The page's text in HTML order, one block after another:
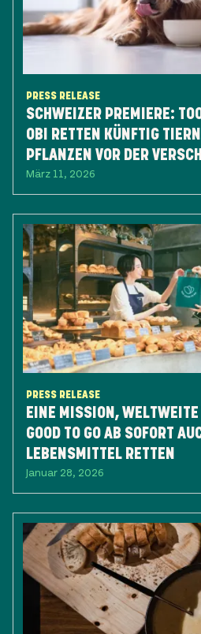
PRESS RELEASE
SCHWEIZER PREMIERE:
OBI RETTEN KÜNFTIG
PFLANZEN VOR DER
März 11, 2026
PRESS RELEASE
EINE MISSION, WELTWEITE
GOOD TO GO AB SOFORT
LEBENSMITTEL RETTEN
Januar 28, 2026